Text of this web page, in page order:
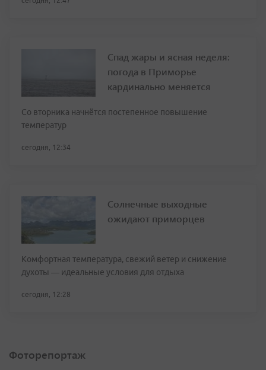
Спад жары и ясная неделя:
погода в Приморье
кардинально меняется
Со вторника начнётся постепенное повышение
температур
сегодня, 12:34
Солнечные выходные
ожидают приморцев
Комфортная температура, свежий ветер и снижение
духоты — идеальные условия для отдыха
сегодня, 12:28
Фоторепортаж